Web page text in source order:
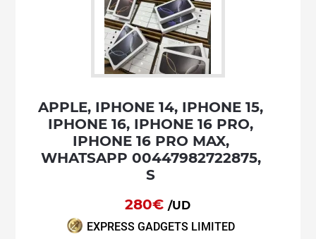
APPLE, IPHONE 14, IPHONE 15,
IPHONE 16, IPHONE 16 PRO,
IPHONE 16 PRO MAX,
WHATSAPP 00447982722875,
S
280€/UD
EXPRESS GADGETS LIMITED